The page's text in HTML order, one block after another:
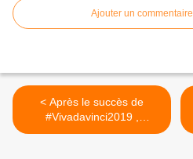
Ajouter un commentaire
< Après le succès de
#Vivadavinci2019 ,
@fbonneau...